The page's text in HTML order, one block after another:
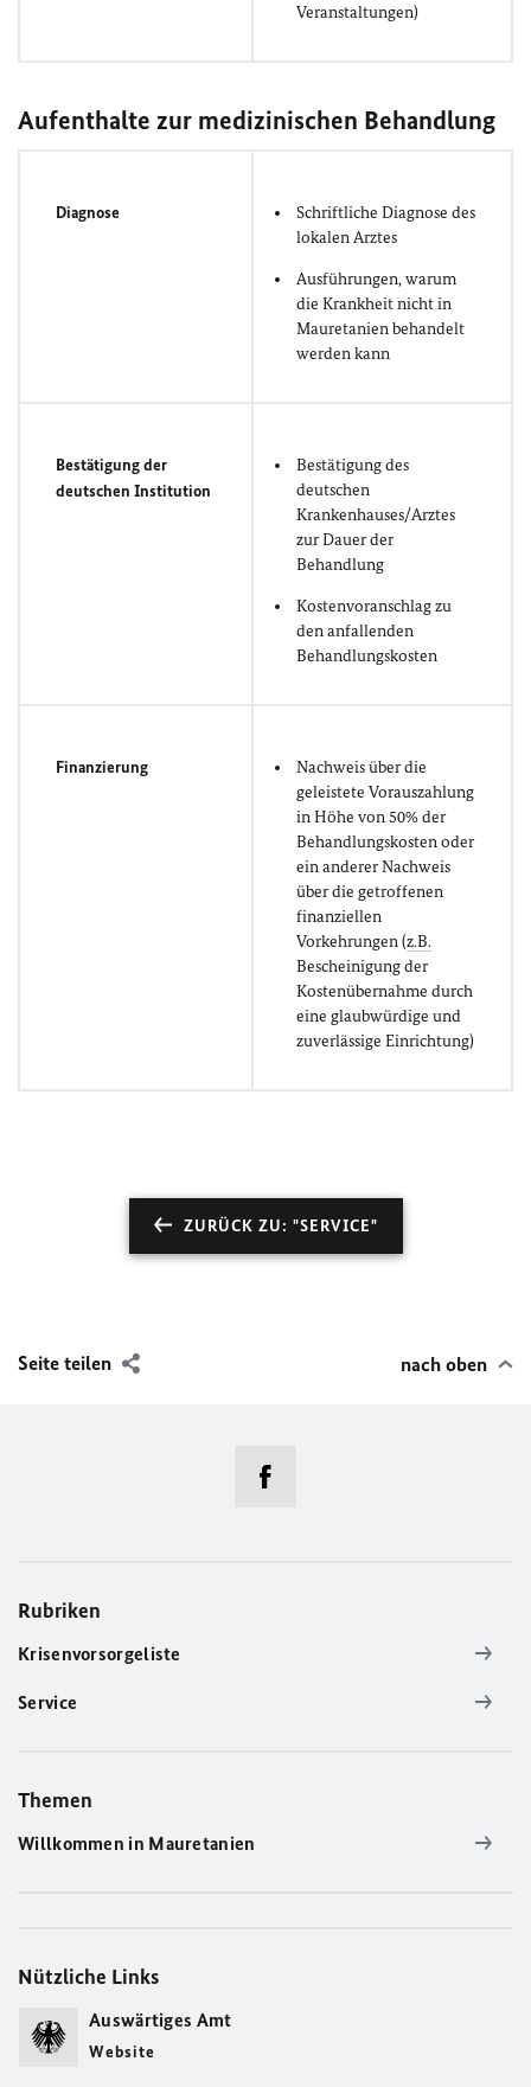
Veranstaltungen)
Aufenthalte zur medizinischen Behandlung
Diagnose
Schriftliche Diagnose des
lokalen Arztes
Ausführungen, warum
die Krankheit nicht in
Mauretanien behandelt
werden kann
Bestätigung der
deutschen Institution
Bestätigung des
deutschen
Krankenhauses/Arztes
zur Dauer der
Behandlung
Kostenvoranschlag zu
den anfallenden
Behandlungskosten
Finanzierung
Nachweis über die
geleistete Vorauszahlung
in Höhe von 50% der
Behandlungskosten oder
ein anderer Nachweis
über die getroffenen
finanziellen
Vorkehrungen (z.B.
Bescheinigung der
Kostenübernahme durch
eine glaubwürdige und
zuverlässige Einrichtung)
ZURÜCK ZU: "SERVICE"
Seite teilen nach oben
Rubriken
Krisenvorsorgeliste
Service
Themen
Willkommen in Mauretanien
Nützliche Links
Auswärtiges Amt
Website